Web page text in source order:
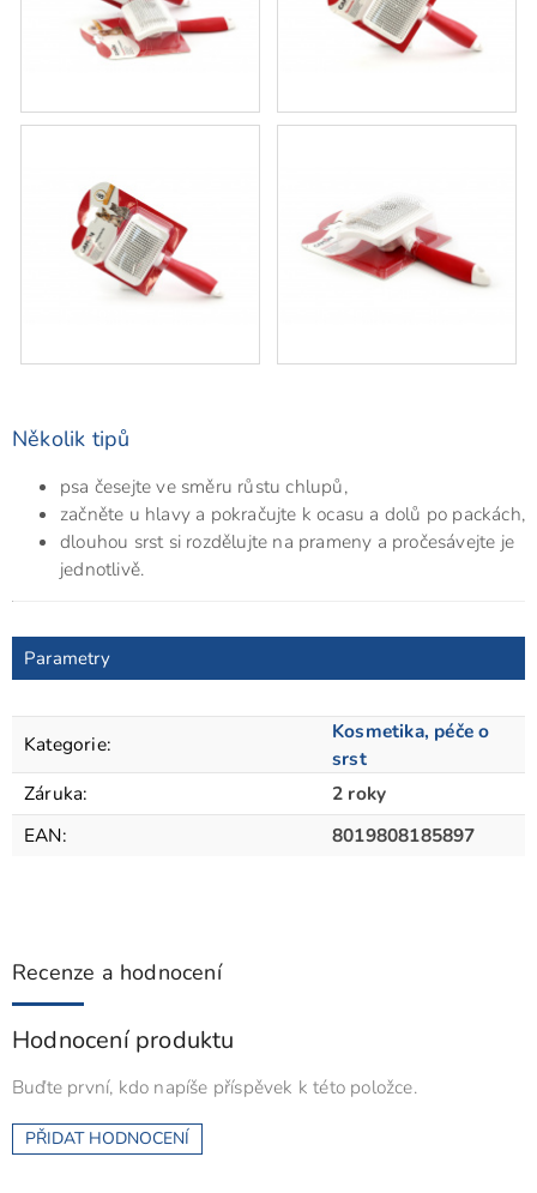
Několik tipů
psa česejte ve směru růstu chlupů,
začněte u hlavy a pokračujte k ocasu a dolů po packách,
dlouhou srst si rozdělujte na prameny a pročesávejte je
jednotlivě.
Parametry
Kategorie:
Kosmetika, péče o
srst
Záruka:
2 roky
EAN: 8019808185897
Recenze a hodnocení
Hodnocení produktu
Buďte první, kdo napíše příspěvek k této položce.
PŘIDAT HODNOCENÍ